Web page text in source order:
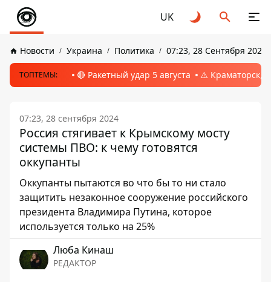
UK
Новости Украина Политика 07:23, 28 Сентября 2024
ТОПТЕМЫ: 🔴 Ракетный удар 5 августа ⚠️ Краматорск,
07:23, 28 сентября 2024
Россия стягивает к Крымскому мосту
системы ПВО: к чему готовятся
оккупанты
Оккупанты пытаются во что бы то ни стало
защитить незаконное сооружение российского
президента Владимира Путина, которое
используется только на 25%
Люба Кинаш
РЕДАКТОР